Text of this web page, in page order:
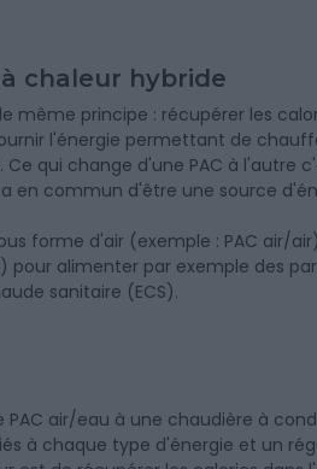
chaleur hybride
même principe : récupérer les
l'énergie permettant de
qui change d'une PAC à l'autre
en commun d'être une source
forme d'air (exemple : PAC air/
pour alimenter par exemple des
sanitaire (ECS).
PAC air/eau à une chaudière à
à chaque type d'énergie et un